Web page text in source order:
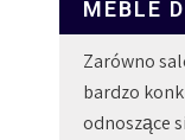
MEBLE
Zarówno
bardzo
odnoszące